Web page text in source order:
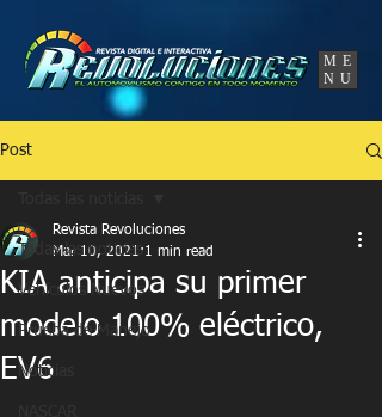
ME
NU
Post
Todas las noticias
Vehículos Nuevos
Prueba de Manejo
Noticias
KIA anticipa su primer
modelo 100% eléctrico,
EV6
Revista Revoluciones
Mar 10, 2021 1 min read